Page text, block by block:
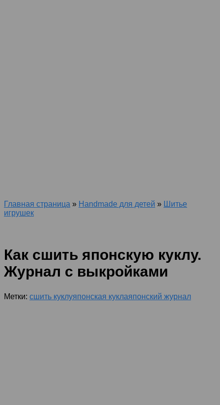
Главная страница » Handmade для детей » Шитье
игрушек
Как сшить японскую куклу.
Журнал с выкройками
Метки: сшить куклуяпонская куклаяпонский журнал